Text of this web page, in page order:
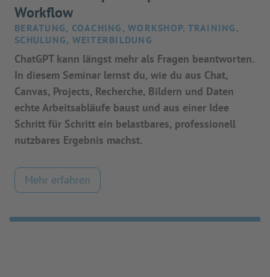
Workflow
BERATUNG, COACHING, WORKSHOP, TRAINING,
SCHULUNG, WEITERBILDUNG
ChatGPT kann längst mehr als Fragen beantworten.
In diesem Seminar lernst du, wie du aus Chat,
Canvas, Projects, Recherche, Bildern und Daten
echte Arbeitsabläufe baust und aus einer Idee
Schritt für Schritt ein belastbares, professionell
nutzbares Ergebnis machst.
Mehr erfahren